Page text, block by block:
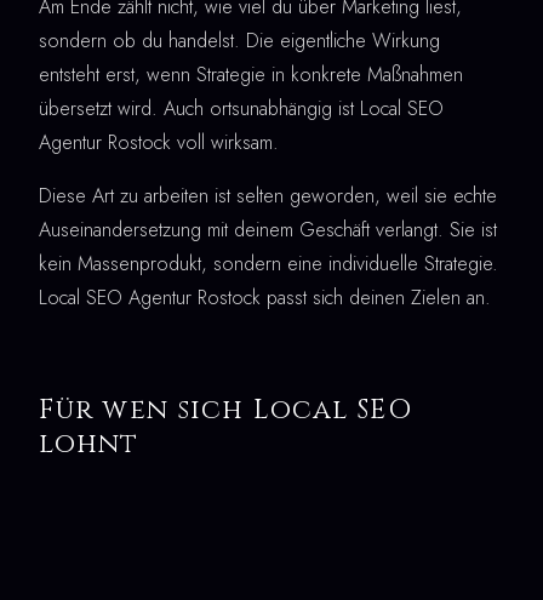
Am Ende zählt nicht, wie viel du über Marketing liest,
sondern ob du handelst. Die eigentliche Wirkung
entsteht erst, wenn Strategie in konkrete Maßnahmen
übersetzt wird. Auch ortsunabhängig ist Local SEO
Agentur Rostock voll wirksam.
Diese Art zu arbeiten ist selten geworden, weil sie echte
Auseinandersetzung mit deinem Geschäft verlangt. Sie ist
kein Massenprodukt, sondern eine individuelle Strategie.
Local SEO Agentur Rostock passt sich deinen Zielen an.
Für wen sich Local SEO
lohnt